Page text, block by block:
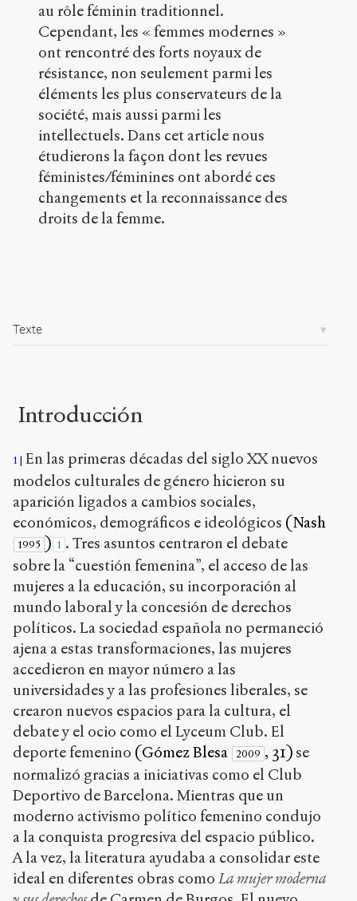
i
/
9
0
/
Copier la
référence
Chicago
Copier la
référence
Bibtex
Creative
Commons
Attribution-
NonCommercial-
ShareAlike 4.0
International
(CC BY-NC-SA
4.0)
Accéder
à la
version
PDF
au rôle féminin traditionnel.
Cependant, les « femmes modernes »
ont rencontré des forts noyaux de
résistance, non seulement parmi les
éléments les plus conservateurs de la
société, mais aussi parmi les
intellectuels. Dans cet article nous
étudierons la façon dont les revues
féministes/féminines ont abordé ces
changements et la reconnaissance des
droits de la femme.
Texte
Introducción
1 En las primeras décadas del siglo XX nuevos
modelos culturales de género hicieron su
aparición ligados a cambios sociales,
económicos, demográficos e ideológicos (Nash
1995 ) 1 . Tres asuntos centraron el debate
sobre la “cuestión femenina”, el acceso de las
mujeres a la educación, su incorporación al
mundo laboral y la concesión de derechos
políticos. La sociedad española no permaneció
ajena a estas transformaciones, las mujeres
accedieron en mayor número a las
universidades y a las profesiones liberales, se
crearon nuevos espacios para la cultura, el
debate y el ocio como el Lyceum Club. El
deporte femenino (Gómez Blesa 2009 , 31) se
normalizó gracias a iniciativas como el Club
Deportivo de Barcelona. Mientras que un
moderno activismo político femenino condujo
a la conquista progresiva del espacio público.
A la vez, la literatura ayudaba a consolidar este
ideal en diferentes obras como La mujer moderna